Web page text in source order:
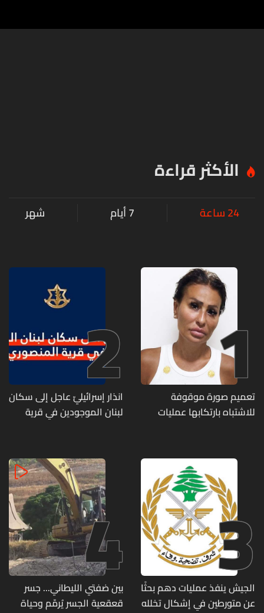
الأكثر قراءة
24 ساعة 7 أيام شهر
1
تعميم صورة موقوفة
للاشتباه بارتكابها عمليات
2
انذار إسرائيليّ عاجل إلى سكان
لبنان الموجودين في قرية
3
الجيش ينفذ عمليات دهم بحثًا
عن متورطين في إشكال تخلله
4
بين ضفتي الليطاني... جسر
قعقعية الجسر يُرمّم وحياة